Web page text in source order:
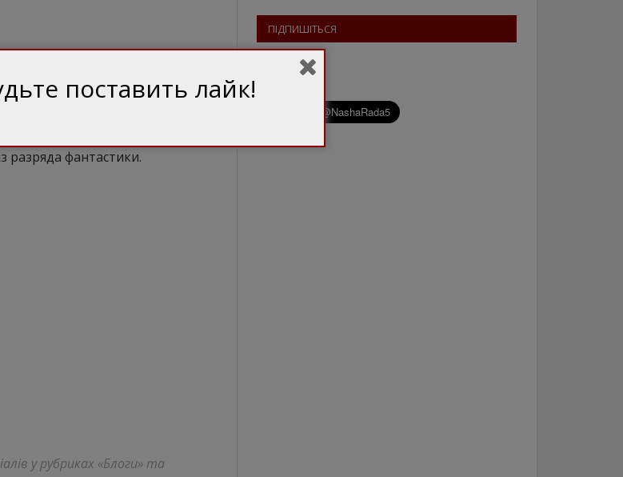
И ключевое
не страдал просто потому что
так выглядит карантин
для такого момента.
разряда фантастики.
у рубриках «Блоги» та
ПІДПИШІТЬСЯ
поставить лайк!